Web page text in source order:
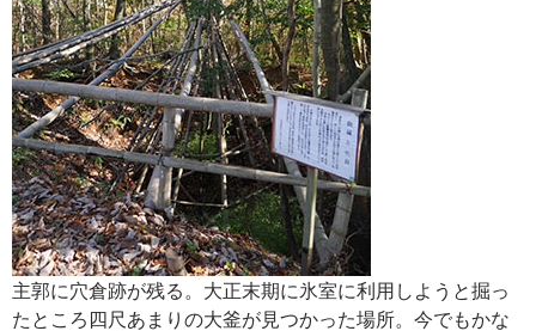
主郭に穴倉跡が残る。大正末期に氷室に利用しようと掘っ
たところ四尺あまりの大釜が見つかった場所。今でもかな